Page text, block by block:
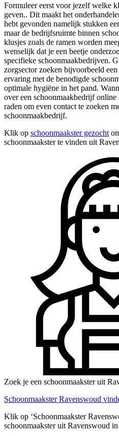
Formuleer eerst voor jezelf welke
geven.. Dit maakt het
hebt gevonden namelijk stukken
maar de bedrijfsruimte binnen
klusjes zoals de ramen worden
wenselijk dat je een beetje
specifieke schoonmaakbedrijven.
zorgsector zoeken bijvoorbeeld
ervaring met de benodigde
optimale hygiëne in het pand.
over een schoonmaakbedrijf
raden om even contact te zoeken
schoonmaakbedrijf.
Klik op schoonmaakster gezocht
schoonmaakster te vinden uit
Zoek je een schoonmaakster uit
Schoonmaakster Ravenswoud
Klik op ‘Schoonmaakster
schoonmaakster uit Ravenswoud